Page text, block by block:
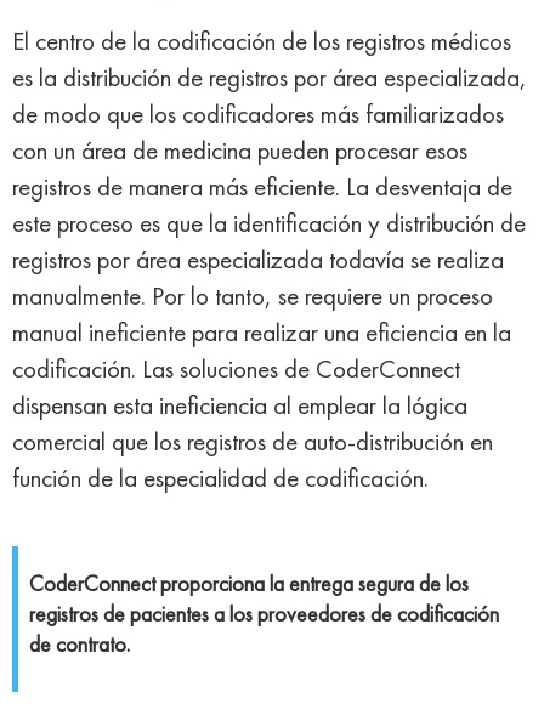
El centro de la codificación de los registros médicos
es la distribución de registros por área especializada,
de modo que los codificadores más familiarizados
con un área de medicina pueden procesar esos
registros de manera más eficiente. La desventaja de
este proceso es que la identificación y distribución de
registros por área especializada todavía se realiza
manualmente. Por lo tanto, se requiere un proceso
manual ineficiente para realizar una eficiencia en la
codificación. Las soluciones de CoderConnect
dispensan esta ineficiencia al emplear la lógica
comercial que los registros de auto-distribución en
función de la especialidad de codificación.
CoderConnect proporciona la entrega segura de los
registros de pacientes a los proveedores de codificación
de contrato.